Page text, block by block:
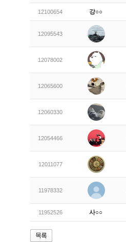
12100654 강○○
12095543
12078002
12065600
12060330
12054466
12011077
11978332
11952526 사○○